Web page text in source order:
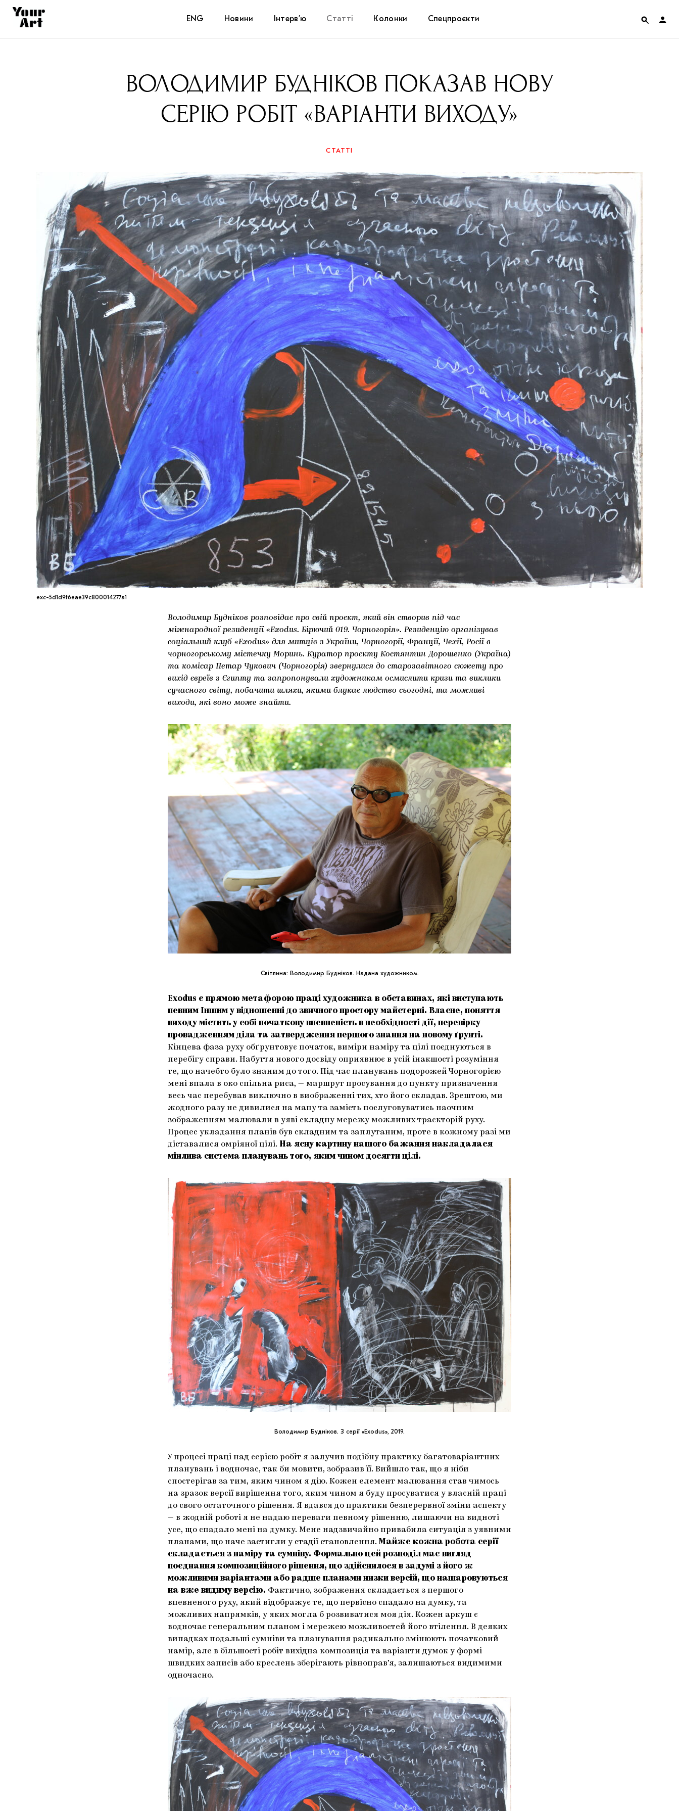
ENG Новини Інтерв’ю Статті Колонки Спецпроєкти
Маріупольські маргіналії
Дослідницька платформа
ВОЛОДИМИР БУДНІКОВ ПОКАЗАВ НОВУ
СЕРІЮ РОБІТ «ВАРІАНТИ ВИХОДУ»
СТАТТІ
exc-5d1d9f6eae39c800014277a1
Володимир Будніков розповідає про свій проєкт, який він створив під час
міжнародної резиденції «Exodus. Бірючий 019. Чорногорія». Резиденцію організував
соціальний клуб «Exodus» для митців з України, Чорногорії, Франції, Чехії, Росії в
чорногорському містечку Моринь. Куратор проєкту Костянтин Дорошенко (Україна)
та комісар Петар Чукович (Чорногорія) звернулися до старозавітного сюжету про
вихід євреїв з Єгипту та запропонували художникам осмислити кризи та виклики
сучасного світу, побачити шляхи, якими блукає людство сьогодні, та можливі
виходи, які воно може знайти.
Світлина: Володимир Будніков. Надана художником.
Exodus є прямою метафорою праці художника в обставинах, які виступають
певним Іншим у відношенні до звичного простору майстерні. Власне, поняття
виходу містить у собі початкову впевненість в необхідності дії, перевірку
провадженням діла та затвердження першого знання на новому ґрунті.
Кінцева фаза руху обґрунтовує початок, виміри наміру та цілі поєднуються в
перебігу справи. Набуття нового досвіду оприявнює в усій інакшості розуміння
те, що начебто було знаним до того. Під час планувань подорожей Чорногорією
мені впала в око спільна риса, — маршрут просування до пункту призначення
весь час перебував виключно в виображенні тих, хто його складав. Зрештою, ми
жодного разу не дивилися на мапу та замість послуговуватись наочним
зображенням малювали в уяві складну мережу можливих траєкторій руху.
Процес укладання планів був складним та заплутаним, проте в кожному разі ми
діставалися омріяної цілі. На ясну картину нашого бажання накладалася
мінлива система планувань того, яким чином досягти цілі.
Володимир Будніков. З серії «Exodus», 2019.
У процесі праці над серією робіт я залучив подібну практику багатоваріантних
планувань і водночас, так би мовити, зобразив її. Вийшло так, що я ніби
спостерігав за тим, яким чином я дію. Кожен елемент малювання став чимось
на зразок версії вирішення того, яким чином я буду просуватися у власній праці
до свого остаточного рішення. Я вдався до практики безперервної зміни аспекту
— в жодній роботі я не надаю переваги певному рішенню, лишаючи на видноті
усе, що спадало мені на думку. Мене надзвичайно привабила ситуація з уявними
планами, що наче застигли у стадії становлення. Майже кожна робота серії
складається з наміру та сумніву. Формально цей розподіл має вигляд
поєднання композиційного рішення, що здійснилося в задумі з його ж
можливими варіантами або радше планами низки версій, що нашаровуються
на вже видиму версію. Фактично, зображення складається з першого
впевненого руху, який відображує те, що первісно спадало на думку, та
можливих напрямків, у яких могла б розвиватися моя дія. Кожен аркуш є
водночас генеральним планом і мережею можливостей його втілення. В деяких
випадках подальші сумніви та планування радикально змінюють початковий
намір, але в більшості робіт вихідна композиція та варіанти думок у формі
швидких записів або креслень зберігають рівноправ’я, залишаються видимими
одночасно.